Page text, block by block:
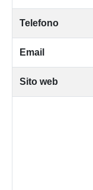
Telefono
Email
Sito web